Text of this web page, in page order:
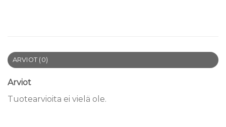
ARVIOT (0)
Arviot
Tuotearvioita ei vielä ole.